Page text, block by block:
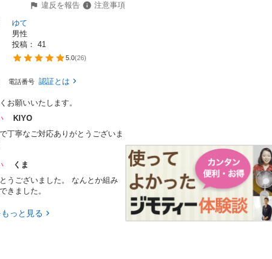
違反を報告
注意事項
ゆて
男性
投稿： 41
5.0(26)
電話番号 認証とは
お願いいたします。
KIYO
丁寧なご対応ありがとうございま
くま
うございました。 なんとか組み
きました。
っと見る